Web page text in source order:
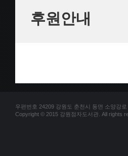
후원안내
우편번호 24209 강원도 춘천시 동면 소양강
Copyright © 2015 강원점자도서관. All rights